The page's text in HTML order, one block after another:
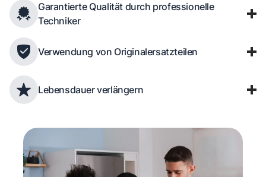
Garantierte Qualität durch professionelle
Techniker
Verwendung von Originalersatzteilen
Lebensdauer verlängern